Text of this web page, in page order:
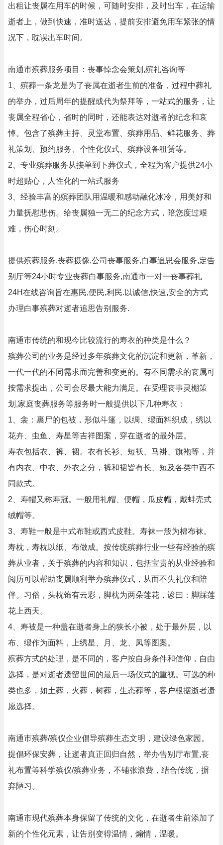
出租让丧属在用车的时候，可随时安排，及时出车，在运输
逝者上，做到快速，准时送达，提前安排避免用车紧张的情
况下，耽误出车时间。
南通市殡葬服务项目：丧事悼念会策划,殡礼咨询等
1、殡葬一条龙是为了丧属在逝者生前的准备，过程中葬礼
的举办，过后周年的提醒或代为祭拜等，一站式的服务，让
丧属全程省心，省时的同时，还能表达对逝者的纪念和哀
悼。包含了殡葬主持、灵堂布置、殡葬用品、鲜花服务、葬
礼策划、预约服务、个性化仪式、殡葬设备租赁等。
2、专业殡葬服务从接单到下葬仪式，全程为客户提供24小
时超贴心，人性化的一站式服务
3、经验丰富的殡葬团队用温暖和感动融化冰冷，用美好和
力量抚慰悲伤。给丧属独一无二的纪念方式，陪您度过艰
难，伤心时刻。
提供殡葬服务,丧葬摄像,公司丧事服务,白事追思会服务,定告
别厅等24小时专业丧葬白事服务,南通市一对一丧事葬礼
24H在线咨询旨在惠民,便民,利民.以诚信,快速,安全的方式
办理白事殡葬对逝者追思告别服务.
南通市传统的和现今比较流行的寿衣的种类是什么？
殡葬公司的业务是经过多年殡葬文化的沉淀和更新，革新，
一代一代的不同需求而完善和变更的。有不同需求的丧属可
按需求提出，公司会尽最大能力满足。在受理丧事灵棚策
划,家庭丧葬服务等服务时一般提供以下几种寿衣：
1、衾：裹尸的包被，形似斗篷，以绸、缎面料织成，绣以
花卉、虫鱼、寿星等吉祥图案，穿在逝者的最外层。
寿衣包括衣、裤、裙。衣有长衫、短袄、马褂、旗袍等，并
有内衣、中衣、外衣之分，裤和裙皆有长、短及各类中西不
同款式。
2、寿帽又称寿冠。一般用礼帽、便帽，瓜皮帽，戴蚌壳式
绒帽等。
3、寿鞋一般是中式布鞋或西式皮鞋。寿袜一般为棉布袜。
寿枕，寿枕以纸、布做成。按传统殡葬行业一些有经验的殡
葬从业者，关于殡葬的内容和知识，包括宝贵的从业经验和
阅历可以帮助丧属顺利举办殡葬仪式，从而不失礼仪和陪
伴。习俗，头枕饰有云彩，脚枕为两朵莲花，谚曰：脚踩莲
花上西天。
4、寿被是一种盖在逝者身上的狭长小被，处于最外层，以
布、缎作为面料，上绣星、月、龙、凤等图案。
殡葬方式的处理，是不同的，客户按自身条件和信仰，自由
选择，是对逝者遗留世间的最后一场仪式的重视。可选的种
类也多，如土葬，火葬，树葬，生态葬等，客户根据逝者遗
愿选择。
南通市殡葬/殡仪企业倡导殡葬生态文明，建设绿色家园。
提倡环保安葬，让逝者真正回归自然，举办告别厅布置,丧
礼布置等科学殡仪/殡葬业务，不铺张浪费，结合传统，摒
弃陋习。
南通市现代殡葬本身保留了传统的文化，在逝者生前添加了
新的个性化元素，让告别变得温情，煽情，温暖。